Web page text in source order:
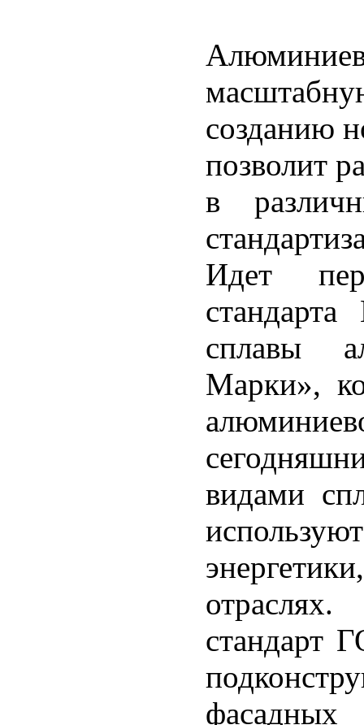
созданию
позволит
в
Идет
сплавы
Марки»,
видами
стандарт